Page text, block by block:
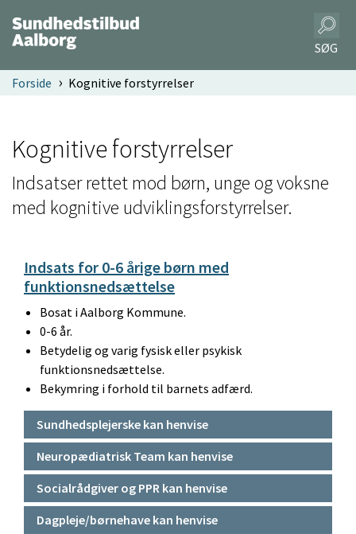
SØG
Forside Kognitive forstyrrelser
Kognitive forstyrrelser
Indsatser rettet mod børn, unge og voksne
med kognitive udviklingsforstyrrelser.
Indsats for 0-6 årige børn med
funktionsnedsættelse
Bosat i Aalborg Kommune.
0-6 år.
Betydelig og varig fysisk eller psykisk
funktionsnedsættelse.
Bekymring i forhold til barnets adfærd.
Sundhedsplejerske kan henvise
Neuropædiatrisk Team kan henvise
Socialrådgiver og PPR kan henvise
Dagpleje/børnehave kan henvise